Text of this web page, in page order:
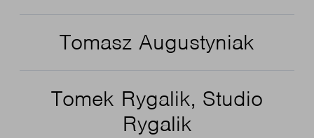
Tomasz Augustyniak
Tomek Rygalik, Studio
Rygalik